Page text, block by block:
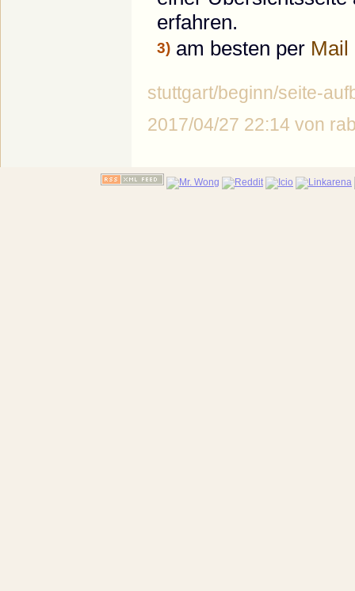
erfahren.
3) am besten per Mail
stuttgart/beginn/seite-
2017/04/27 22:14 von